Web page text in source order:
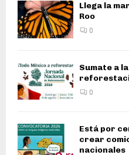
Llega la
Roo
0
Sumate a
0
Está por
crear
nacionales